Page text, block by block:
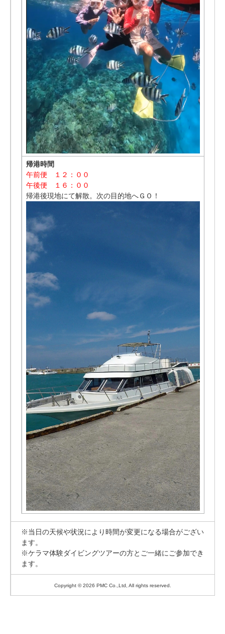
帰港時間
午前便 １２：００
午後便 １６：００
帰港後現地にて解散。次の目的地へＧＯ！
※当日の天候や状況により時間が変更になる場合がござい
ます。
※ケラマ体験ダイビングツアーの方とご一緒にご参加でき
ます。
Copyright © 2026 PMC Co.,Ltd, All rights reserved.